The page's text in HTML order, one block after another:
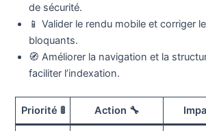
de sécurité.
📱 Valider le rendu mobile et corriger
bloquants.
🧭 Améliorer la navigation et la
faciliter l’indexation.
Priorité 🚦 Action 🔧